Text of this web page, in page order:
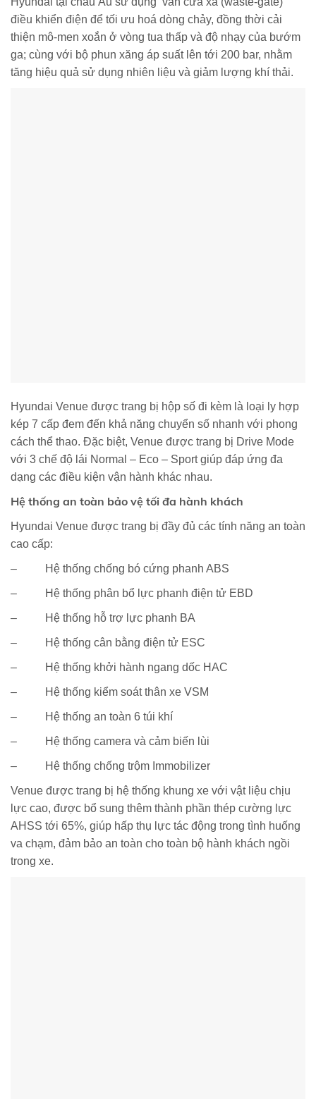
điều khiển điện để tối ưu hoá dòng chảy, đồng thời cải
thiện mô-men xoắn ở vòng tua thấp và độ nhạy của bướm
ga; cùng với bộ phun xăng áp suất lên tới 200 bar, nhằm
tăng hiệu quả sử dụng nhiên liệu và giảm lượng khí thải.
Hyundai Venue được trang bị hộp số đi kèm là loại ly hợp
kép 7 cấp đem đến khả năng chuyển số nhanh với phong
cách thể thao. Đặc biệt, Venue được trang bị Drive Mode
với 3 chế độ lái Normal – Eco – Sport giúp đáp ứng đa
dạng các điều kiện vận hành khác nhau.
Hệ thống an toàn bảo vệ tối đa hành khách
Hyundai Venue được trang bị đầy đủ các tính năng an toàn
cao cấp:
– Hệ thống chống bó cứng phanh ABS
– Hệ thống phân bổ lực phanh điện tử EBD
– Hệ thống hỗ trợ lực phanh BA
– Hệ thống cân bằng điện tử ESC
– Hệ thống khởi hành ngang dốc HAC
– Hệ thống kiểm soát thân xe VSM
– Hệ thống an toàn 6 túi khí
– Hệ thống camera và cảm biến lùi
– Hệ thống chống trộm Immobilizer
Venue được trang bị hệ thống khung xe với vật liệu chịu
lực cao, được bổ sung thêm thành phần thép cường lực
AHSS tới 65%, giúp hấp thụ lực tác động trong tình huống
va chạm, đảm bảo an toàn cho toàn bộ hành khách ngồi
trong xe.